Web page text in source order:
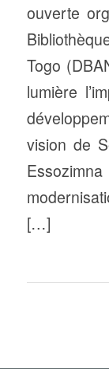
ouverte
Togo
lumière
vision de
[…]